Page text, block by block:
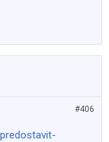
#406